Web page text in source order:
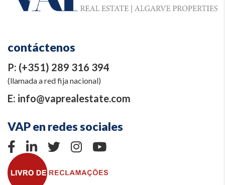
contáctenos
P: (+351) 289 316 394
(llamada a red fija nacional)
E: info@vaprealestate.com
VAP en redes sociales